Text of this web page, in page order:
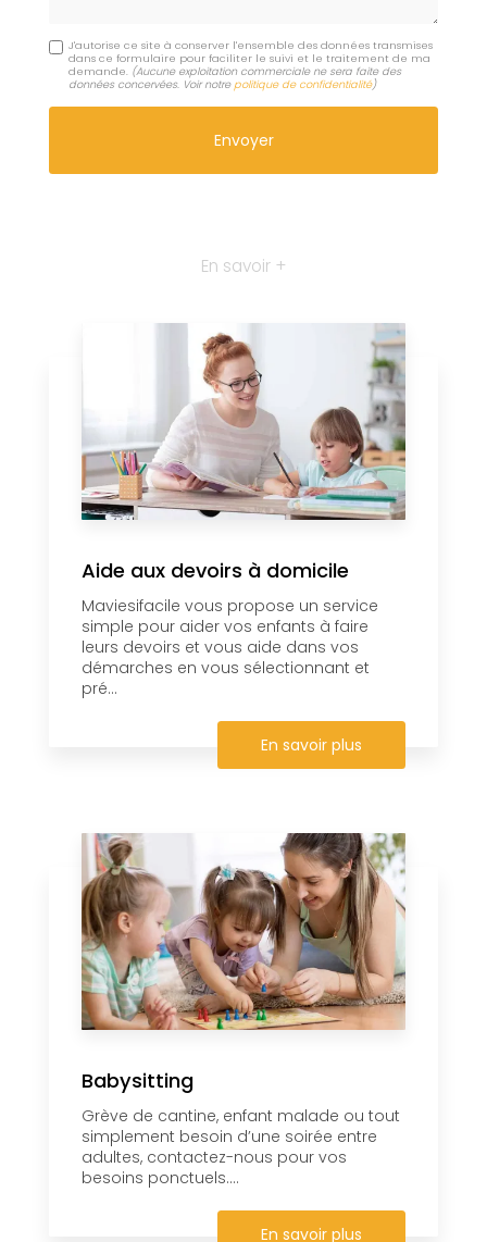
J'autorise ce site à conserver l'ensemble des données transmises
dans ce formulaire pour faciliter le suivi et le traitement de ma
demande. (Aucune exploitation commerciale ne sera faite des
données concervées. Voir notrepolitique de confidentialité)
En savoir +
Aide aux devoirs à domicile
Maviesifacile vous propose un service
simple pour aider vos enfants à faire
leurs devoirs et vous aide dans vos
démarches en vous sélectionnant et
pré...
En savoir plus
Babysitting
Grève de cantine, enfant malade ou tout
simplement besoin d’une soirée entre
adultes, contactez-nous pour vos
besoins ponctuels....
En savoir plus